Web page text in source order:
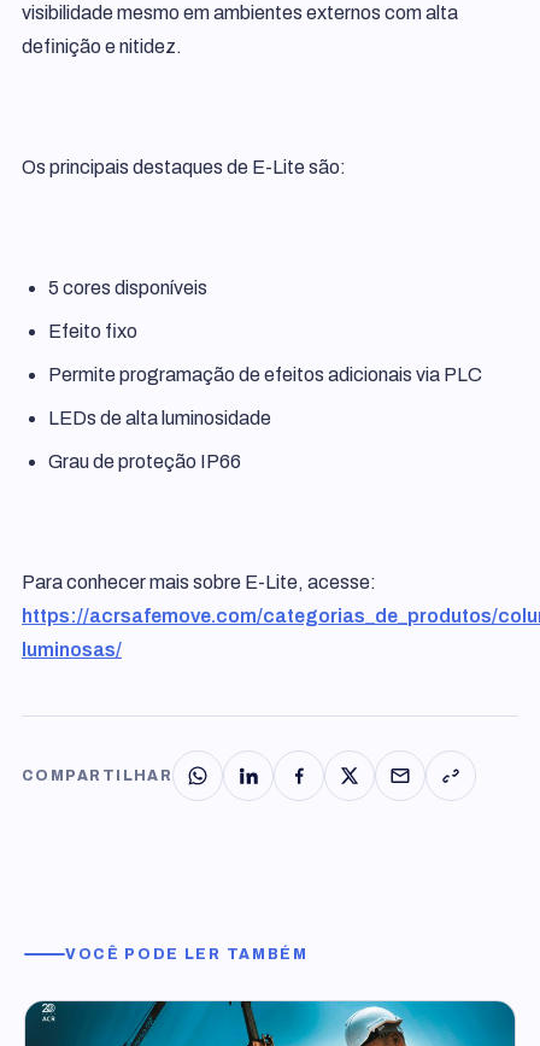
visibilidade mesmo em ambientes externos com alta
definição e nitidez.
Os principais destaques de E-Lite são:
5 cores disponíveis
Efeito fixo
Permite programação de efeitos adicionais via PLC
LEDs de alta luminosidade
Grau de proteção IP66
Para conhecer mais sobre E-Lite, acesse:
https://acrsafemove.com/categorias_de_produtos/
luminosas/
COMPARTILHAR
VOCÊ PODE LER TAMBÉM